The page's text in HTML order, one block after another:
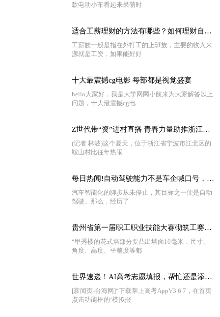
款电动小车看起来呆萌时
适合工薪理财的方法有哪些？如何理财自己的工资？
工薪族一般是指在外打工的上班族，主要的收入来
源就是工资，如果能好好
十大最震撼cg电影 每部都是视觉盛宴
hello大家好，我是大学网网小航来为大家解答以上
问题，十大最震撼cg电
Z世代带“资”进村直播 青春力量助推浙江乡村振兴
(记者 林波)这个夏天，位于浙江省宁波市江北区的
鞍山村比往年热闹
每日热闻!自动驾驶能力不是车企喊口号，奔驰L3级的国际认证比特斯拉还早
汽车智能化的脚步从未停止，其目标之一便是自动
驾驶。那么，经历了
贵州省第一届职工职业技能大赛砌筑工赛项一等奖获得者杨林：脑海里装着每一块砖的精准定位|今日报
“甲秀楼的花式墙部分要凸出墙面10毫米，尺寸、
角度、高度、平整度等都
世界速递！AI高考志愿填报，帮忙还是添乱？
[新闻页-台海网]“下载掌上高考AppV3 6 7，在首页
点击功能框的‘模拟报